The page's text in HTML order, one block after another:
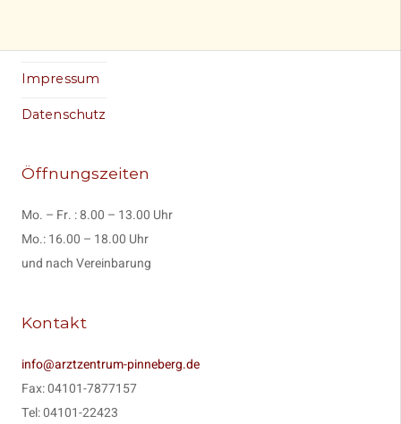
Impressum
Datenschutz
Öffnungszeiten
Mo. – Fr. : 8.00 – 13.00 Uhr
Mo.: 16.00 – 18.00 Uhr
und nach Vereinbarung
Kontakt
info@arztzentrum-pinneberg.de
Fax: 04101-7877157
Tel: 04101-22423